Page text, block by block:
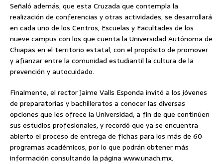
Señaló además, que esta Cruzada que contempla la
realización de conferencias y otras actividades, se desarrollará
en cada uno de los Centros, Escuelas y Facultades de los
nueve campus con los que cuenta la Universidad Autónoma de
Chiapas en el territorio estatal, con el propósito de promover
y afianzar entre la comunidad estudiantil la cultura de la
prevención y autocuidado.
Finalmente, el rector Jaime Valls Esponda invitó a los jóvenes
de preparatorias y bachilleratos a conocer las diversas
opciones que les ofrece la Universidad, a fin de que continúen
sus estudios profesionales, y recordó que ya se encuentra
abierto el proceso de entrega de fichas para los más de 60
programas académicos, por lo que podrán obtener más
información consultando la página www.unach.mx.